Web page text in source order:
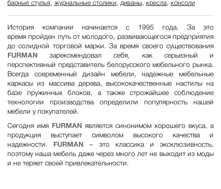
барные стулья, журнальные столики, диваны, кресла, консоли
История компании начинается с 1995 года. За это
время пройден путь от молодого, развивающегося предприятия
до солидной торговой марки. За время своего существования
FURMAN
зарекомендовал себя, как серьезный и
перспективный представитель белорусского мебельного рынка.
Всегда современный дизайн мебели, надежные мебельные
каркасы из массива дерева, высококачественные настилы на
базе пружинных блоков, а также строжайшее соблюдение
технологии производства определили популярность нашей
мебели у покупателей.
Сегодня имя FURMAN
является синонимом хорошего вкуса, а
продукция выступает символом высокого качества и
надежности.
FURMAN
– это классика и эксклюзивность,
поэтому наша мебель даже через много лет не выходит из моды
и не теряет своей привлекательности.